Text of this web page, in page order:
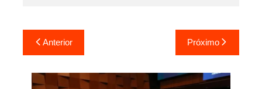
Navegação
de
Post
Anterior Próximo